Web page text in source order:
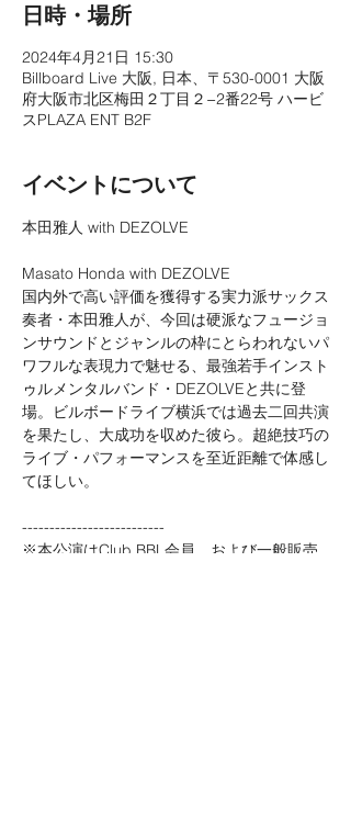
日時・場所
2024年4月21日 15:30
Billboard Live 大阪, 日本、〒530-0001 大阪
府大阪市北区梅田２丁目２−2番22号 ハービ
スPLAZA ENT B2F
イベントについて
Masato Honda with DEZOLVE
国内外で高い評価を獲得する実力派サックス
奏者・本田雅人が、今回は硬派なフュージョ
ンサウンドとジャンルの枠にとらわれないパ
ワフルな表現力で魅せる、最強若手インスト
ゥルメンタルバンド・DEZOLVEと共に登
場。ビルボードライブ横浜では過去二回共演
を果たし、大成功を収めた彼ら。超絶技巧の
ライブ・パフォーマンスを至近距離で体感し
てほしい。
--------------------------
※本公演はClub BBL会員、および一般販売